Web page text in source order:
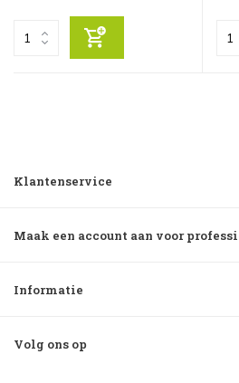
Klantenservice
Maak een account aan voor
Informatie
Volg ons op